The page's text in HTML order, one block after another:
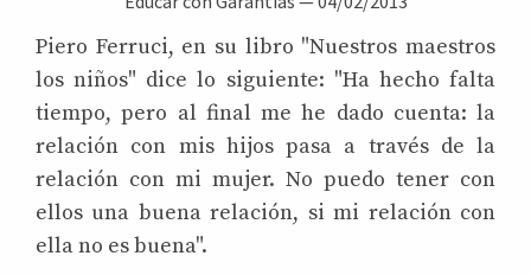
Piero Ferruci, en su libro "Nuestros maestros
los niños" dice lo siguiente: "Ha hecho falta
tiempo, pero al final me he dado cuenta: la
relación con mis hijos pasa a través de la
relación con mi mujer. No puedo tener con
ellos una buena relación, si mi relación con
ella no es buena".